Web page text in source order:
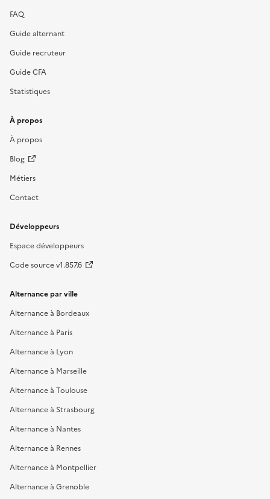
FAQ
Guide alternant
Guide recruteur
Guide CFA
Statistiques
À propos
À propos
Blog
Métiers
Contact
Développeurs
Espace développeurs
Code source v1.857.6
Alternance par ville
Alternance à Bordeaux
Alternance à Paris
Alternance à Lyon
Alternance à Marseille
Alternance à Toulouse
Alternance à Strasbourg
Alternance à Nantes
Alternance à Rennes
Alternance à Montpellier
Alternance à Grenoble